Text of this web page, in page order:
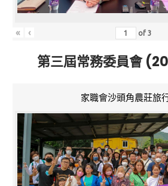
« ‹ of3
第三屆常務委員會
家職會沙頭角農莊旅